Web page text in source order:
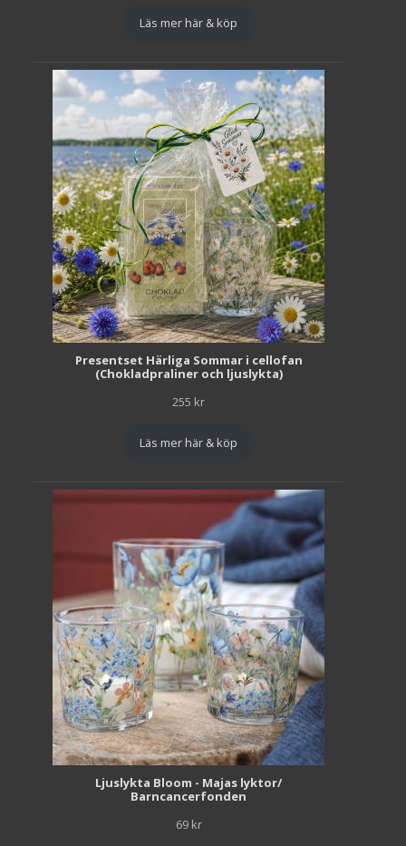
Läs mer här & köp
Presentset Härliga Sommar i cellofan
(Chokladpraliner och ljuslykta)
255 kr
Läs mer här & köp
Ljuslykta Bloom - Majas lyktor/
Barncancerfonden
69 kr